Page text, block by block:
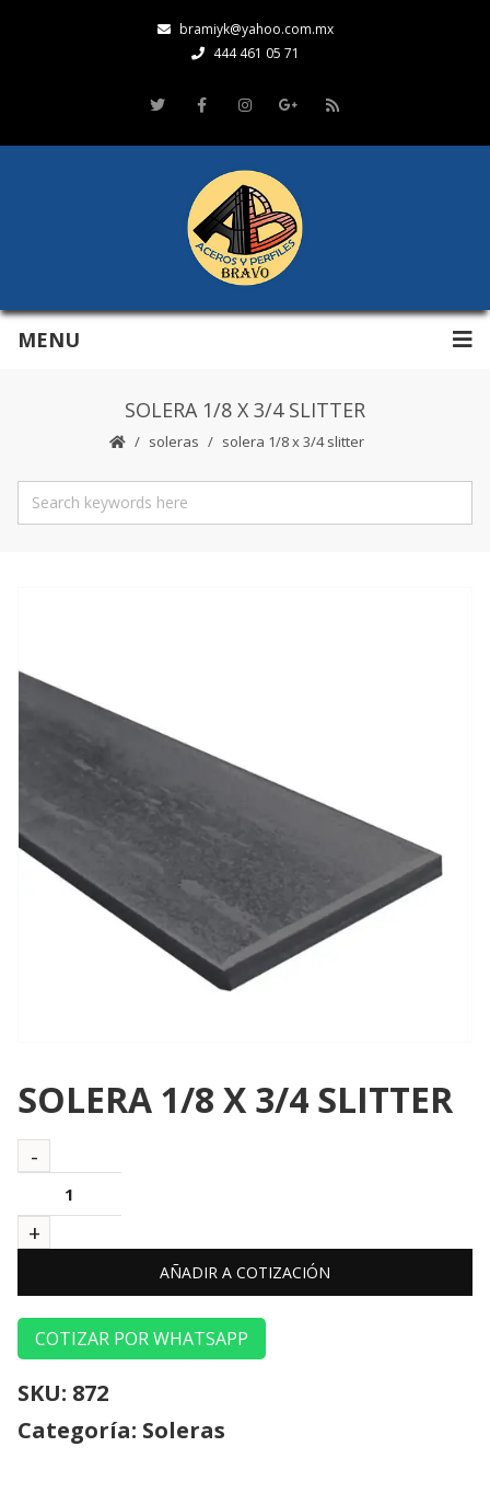
bramiyk@yahoo.com.mx
444 461 05 71
MENU
SOLERA 1/8 X 3/4 SLITTER
soleras solera 1/8 x 3/4 slitter
SOLERA 1/8 X 3/4 SLITTER
AÑADIR A COTIZACIÓN
COTIZAR POR WHATSAPP
SKU: 872
Categoría: Soleras